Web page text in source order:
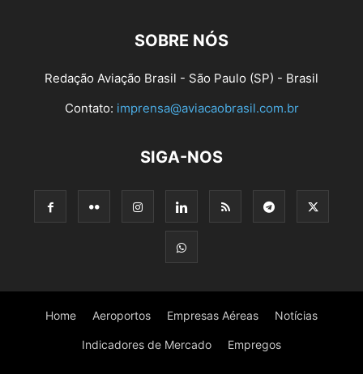
SOBRE NÓS
Redação Aviação Brasil - São Paulo (SP) - Brasil
Contato: imprensa@aviacaobrasil.com.br
SIGA-NOS
Home Aeroportos Empresas Aéreas Notícias
Indicadores de Mercado Empregos